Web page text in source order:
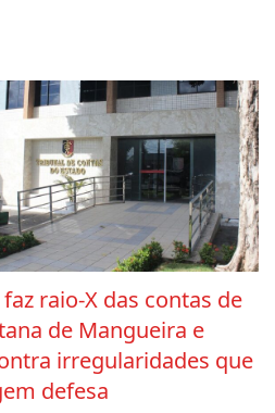
faz raio-X das contas de
de Mangueira e
irregularidades que
defesa